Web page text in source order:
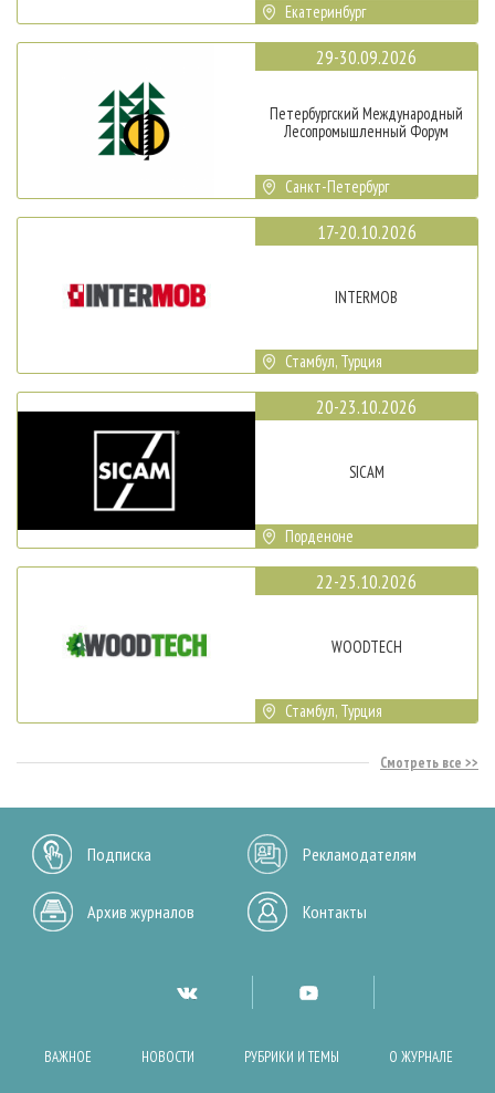
Екатеринбург
29-30.09.2026
Петербургский Международный
Лесопромышленный Форум
Санкт-Петербург
17-20.10.2026
INTERMOB
Стамбул, Турция
20-23.10.2026
SICAM
Порденоне
22-25.10.2026
WOODTECH
Стамбул, Турция
Смотреть все
Подписка Рекламодателям
Архив журналов Контакты
ВАЖНОЕ НОВОСТИ РУБРИКИ И ТЕМЫ О ЖУРНАЛЕ